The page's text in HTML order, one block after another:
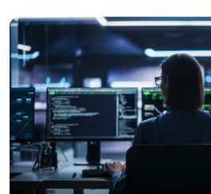
habitualment...